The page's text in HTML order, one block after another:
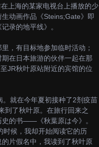
上海的某家电视台上播放的少
动画作品《Steins;Gate》即
录的地平线》。
，有目标地参加临时活动；
在日本旅游的伙伴一起在那
JR秋叶原站附近的宾馆的位
就在今年夏初接种了2剂疫苗
了秋叶原。在旅行回来之
史的书——《秋葉原は今》。
时候，我却开始阅读它的历
片假名中，我读到了秋叶原